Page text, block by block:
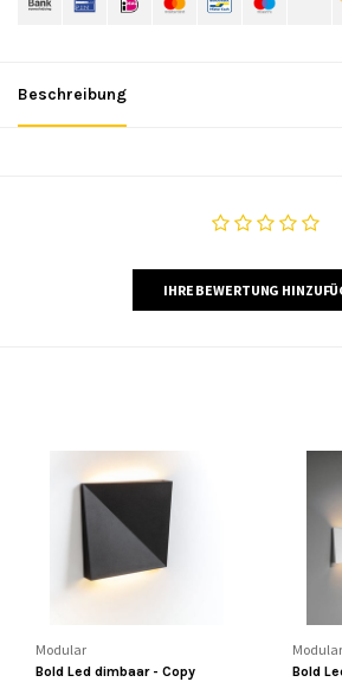
Beschreibung
IHRE BEWERTUNG
Modular
Bold Led dimbaar - Copy
Modular
Bold